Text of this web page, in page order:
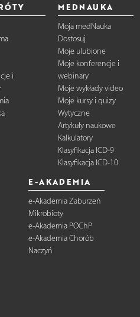
i
MEDNAUKA
Moja medNauka
Dostosuj
Moje ulubione
Moje konferencje i
webinary
Moje wykłady video
Moje kursy i quizy
Wytyczne
Artykuły naukowe
Kalkulatory
Klasyfikacja ICD-9
Klasyfikacja ICD-10
E-AKADEMIA
e-Akademia Zaburzeń
Mikrobioty
e-Akademia POChP
e-Akademia Chorób
Naczyń